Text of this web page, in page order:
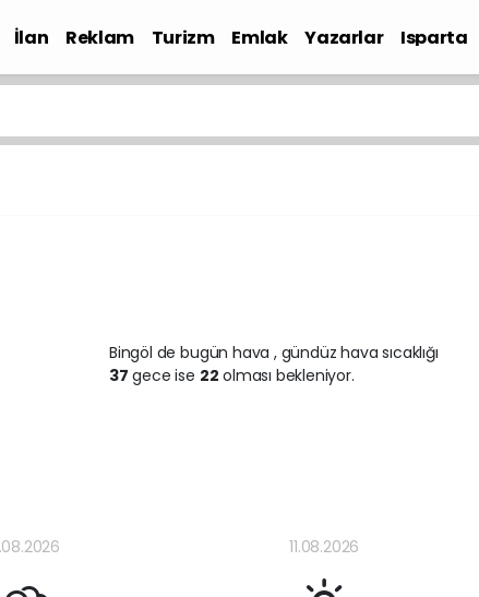
İlan Reklam Turizm Emlak Yazarlar
Isparta
Bingöl de bugün hava , gündüz hava sıcaklığı
37 gece ise 22 olması bekleniyor.
11.08.2026